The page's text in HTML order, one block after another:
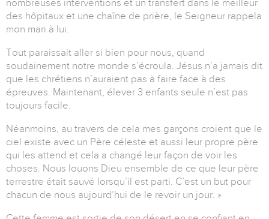
nombreuses interventions et un transfert dans le meilleur
des hôpitaux et une chaîne de prière, le Seigneur rappela
mon mari à lui.
Tout paraissait aller si bien pour nous, quand
soudainement notre monde s’écroula. Jésus n’a jamais dit
que les chrétiens n’auraient pas à faire face à des
épreuves. Maintenant, élever 3 enfants seule n’est pas
toujours facile.
Néanmoins, au travers de cela mes garçons croient que le
ciel existe avec un Père céleste et aussi leur propre père
qui les attend et cela a changé leur façon de voir les
choses. Nous louons Dieu ensemble de ce que leur père
terrestre était sauvé lorsqu’il est parti. C’est un but pour
chacun de nous aujourd’hui de le revoir un jour. »